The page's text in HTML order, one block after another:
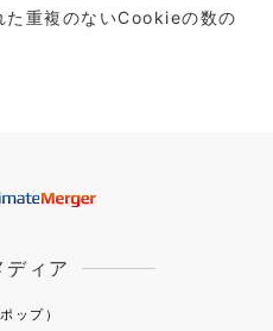
た重複のないCookieの数の
ディア
ップ）